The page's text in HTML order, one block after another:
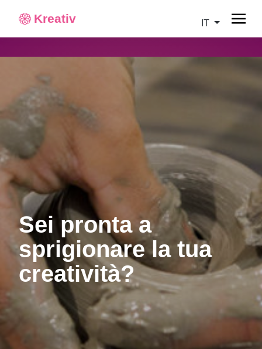
Kreativ IT
Sei pronta a
sprigionare la tua
creatività?